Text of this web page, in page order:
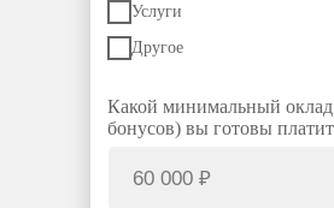
Услуги
Другое
Какой минимальный
бонусов) вы готовы